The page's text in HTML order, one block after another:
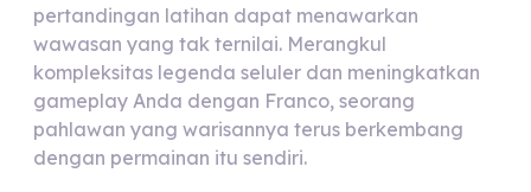
pertandingan latihan dapat menawarkan
wawasan yang tak ternilai. Merangkul
kompleksitas legenda seluler dan meningkatkan
gameplay Anda dengan Franco, seorang
pahlawan yang warisannya terus berkembang
dengan permainan itu sendiri.